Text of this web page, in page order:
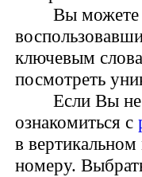
Вы можете
ключевым
посмотреть
Если Вы не
ознакомиться с
в
номеру.